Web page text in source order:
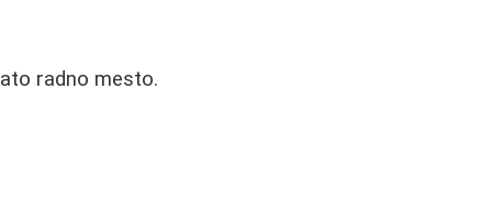
radno mesto.